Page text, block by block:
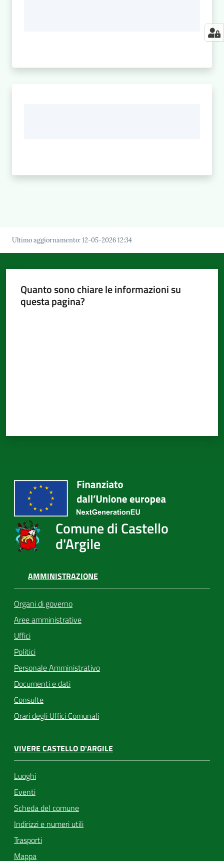
Ultimo aggiornamento:12-05-2026 12:34
Quanto sono chiare le informazioni su
questa pagina?
Comune di Castello
d'Argile
AMMINISTRAZIONE
Organi di governo
Aree amministrative
Uffici
Politici
Personale Amministrativo
Documenti e dati
Consulte
Orari degli Uffici Comunali
VIVERE CASTELLO D'ARGILE
Luoghi
Eventi
Scheda del comune
Indirizzi e numeri utili
Trasporti
Mappa